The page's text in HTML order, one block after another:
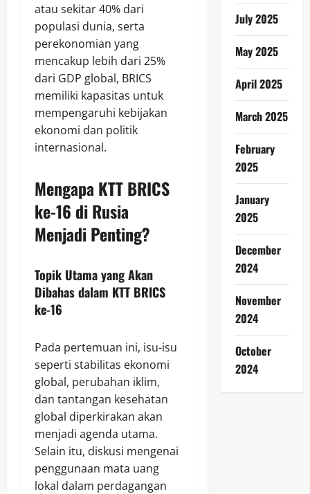
atau sekitar 40% dari
populasi dunia, serta
perekonomian yang
mencakup lebih dari 25%
dari GDP global, BRICS
memiliki kapasitas untuk
mempengaruhi kebijakan
ekonomi dan politik
internasional.
Mengapa KTT BRICS
ke-16 di Rusia
Menjadi Penting?
Topik Utama yang Akan
Dibahas dalam KTT BRICS
ke-16
Pada pertemuan ini, isu-isu
seperti stabilitas ekonomi
global, perubahan iklim,
dan tantangan kesehatan
global diperkirakan akan
menjadi agenda utama.
Selain itu, diskusi mengenai
penggunaan mata uang
lokal dalam perdagangan
July 2025
May 2025
April 2025
March 2025
February
2025
January
2025
December
2024
November
2024
October
2024